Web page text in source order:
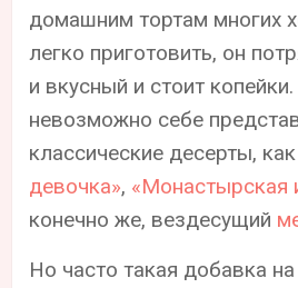
домашним тортам многих
легко приготовить, он
и вкусный и стоит
невозможно себе
классические десерты, как
девочка»‎, «‎Монастырская
конечно же, вездесущий
Но часто такая добавка